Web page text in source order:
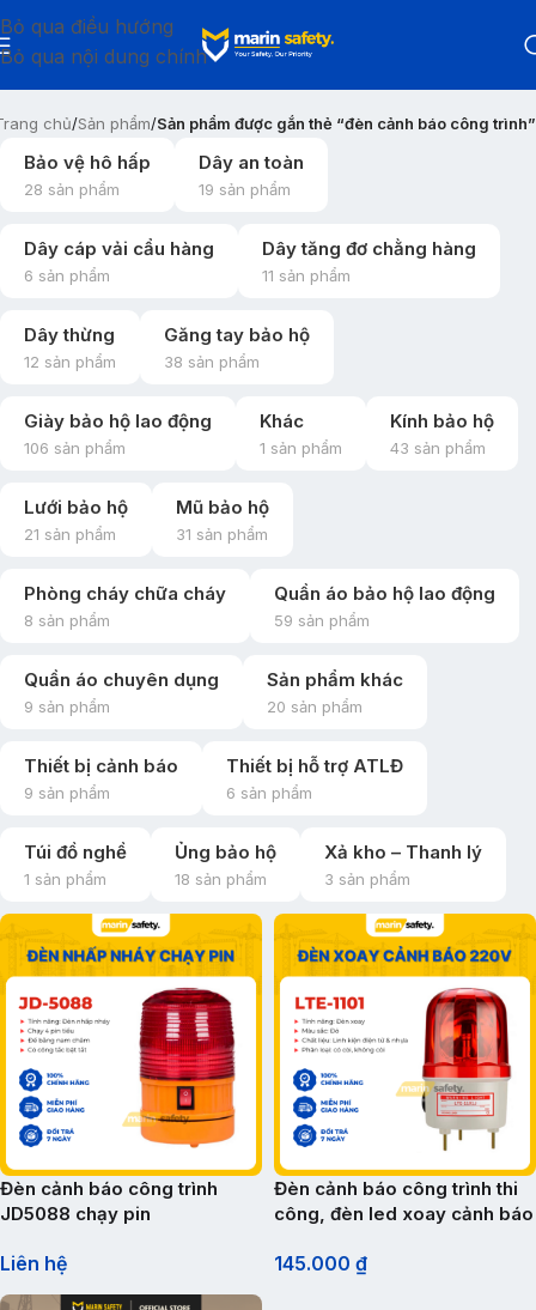
Bỏ qua điều hướng
Bỏ qua nội dung chính
chủ/Sản phẩm/Sản phẩm được gắn thẻ “đèn cảnh báo công trình”
Bảo vệ hô hấp
28 sản phẩm
Dây an toàn
19 sản phẩm
Dây cáp vải cẩu hàng
6 sản phẩm
Dây tăng đơ chằng hàng
11 sản phẩm
Dây thừng
12 sản phẩm
Găng tay bảo hộ
38 sản phẩm
Giày bảo hộ lao động
106 sản phẩm
Khác
1 sản phẩm
Kính bảo hộ
43 sản phẩm
Lưới bảo hộ
21 sản phẩm
Mũ bảo hộ
31 sản phẩm
Phòng cháy chữa cháy
8 sản phẩm
Quần áo bảo hộ lao động
59 sản phẩm
Quần áo chuyên dụng
9 sản phẩm
Sản phẩm khác
20 sản phẩm
Thiết bị cảnh báo
9 sản phẩm
Thiết bị hỗ trợ ATLĐ
6 sản phẩm
Túi đồ nghề
1 sản phẩm
Ủng bảo hộ
18 sản phẩm
Xả kho – Thanh lý
3 sản phẩm
Đèn cảnh báo công trình
JD5088 chạy pin
Liên hệ
Đèn cảnh báo công trình thi
công, đèn led xoay cảnh báo
điện 220V
145.000 ₫